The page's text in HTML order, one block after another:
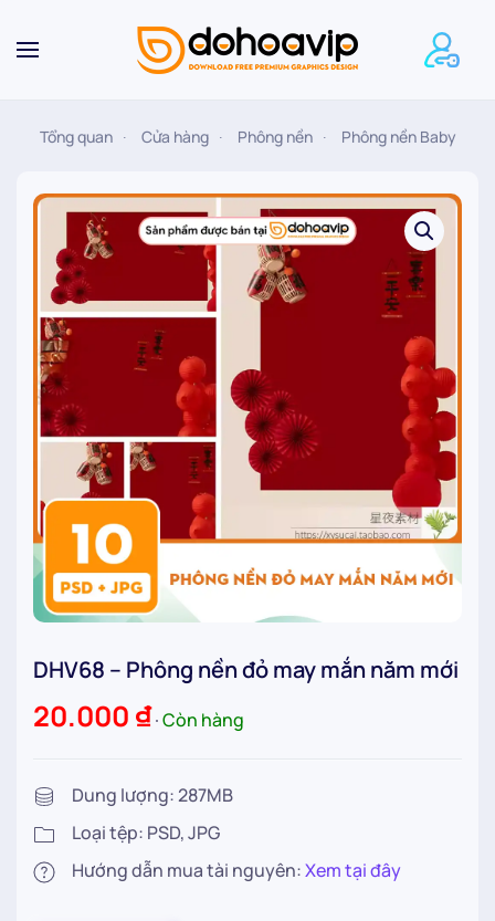
Skip to main content
Tổng quan Cửa hàng Phông nền Phông nền Baby
DHV68 – Phông nền đỏ may mắn năm mới
20.000 ₫∙Còn hàng
Dung lượng: 287MB
Loại tệp: PSD, JPG
Hướng dẫn mua tài nguyên:Xem tại đây